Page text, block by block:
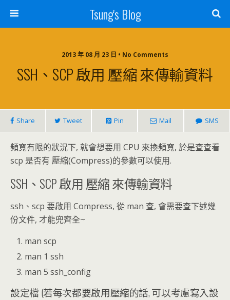
Tsung's Blog
2013 年 08 月 23 日 • No Comments
SSH、SCP 啟用 壓縮 來傳輸資料
Share Tweet Pin Mail SMS
頻寬有限的狀況下, 就會想要用 CPU 來換頻寬, 於是查查看
scp 是否有 壓縮(Compress)的參數可以使用.
SSH、SCP 啟用 壓縮 來傳輸資料
ssh、scp 要啟用 Compress, 從 man 查, 會需要查下述幾
份文件, 才能兜齊全~
man scp
man 1 ssh
man 5 ssh_config
設定檔 (若每次都要啟用壓縮的話, 可以考慮寫入設